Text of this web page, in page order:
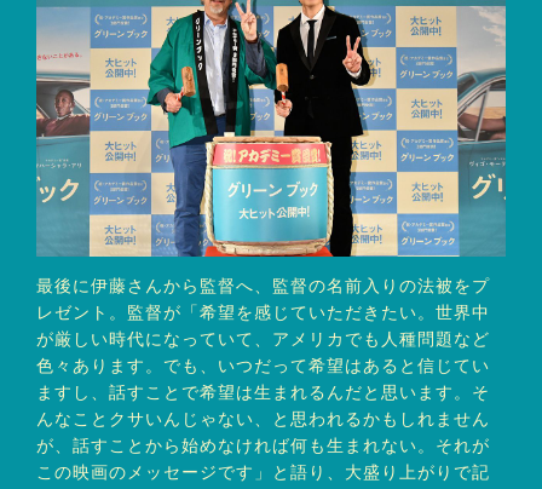
最後に伊藤さんから監督へ、監督の名前入りの法被をプ
レゼント。監督が「希望を感じていただきたい。世界中
が厳しい時代になっていて、アメリカでも人種問題など
色々あります。でも、いつだって希望はあると信じてい
ますし、話すことで希望は生まれるんだと思います。そ
んなことクサいんじゃない、と思われるかもしれません
が、話すことから始めなければ何も生まれない。それが
この映画のメッセージです」と語り、大盛り上がりで記